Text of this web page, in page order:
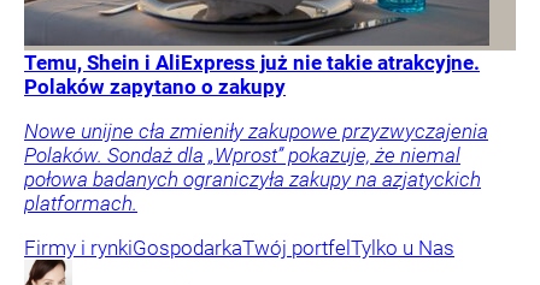
Temu, Shein i AliExpress już nie takie atrakcyjne.
Polaków zapytano o zakupy
Nowe unijne cła zmieniły zakupowe przyzwyczajenia
Polaków. Sondaż dla „Wprost” pokazuje, że niemal
połowa badanych ograniczyła zakupy na azjatyckich
platformach.
Firmy i rynkiGospodarkaTwój portfelTylko u Nas